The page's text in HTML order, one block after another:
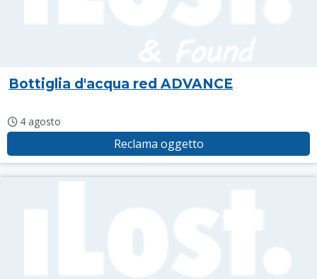
Bottiglia d'acqua red ADVANCE
4 agosto
Reclama oggetto